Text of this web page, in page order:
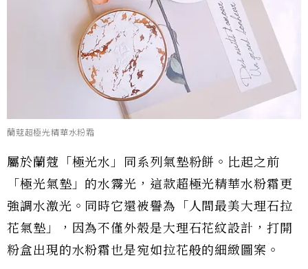
蘭蔻超極光精華水粉霜
屬於蘭蔻「極光水」同系列氣墊粉餅。比起之前
「極光氣墊」的水霧光，這款超極光精華水粉霜更
強調水激光。同時它還被譽為「人間最美大理石拉
花氣墊」，因為不僅外殼是大理石花紋設計，打開
粉盒出現的水粉霜也是宛如拉花般的細緻圖案。